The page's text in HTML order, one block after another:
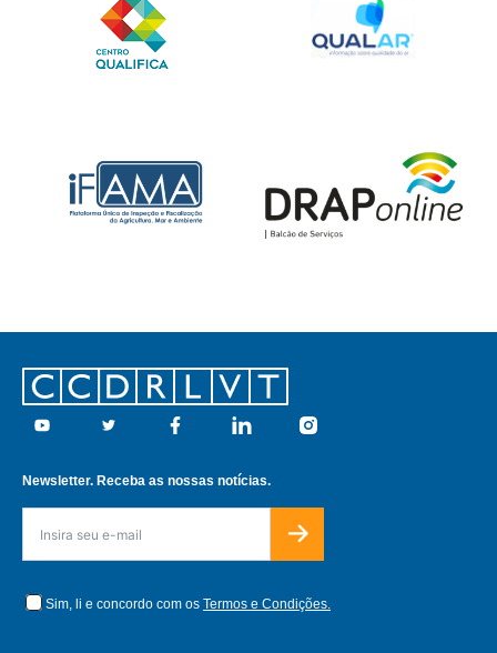
Footer
Youtube Twitter Facebook Linkedin Instagram
Newsletter. Receba as nossas notícias.
Sim, li e concordo com os Termos e Condições.